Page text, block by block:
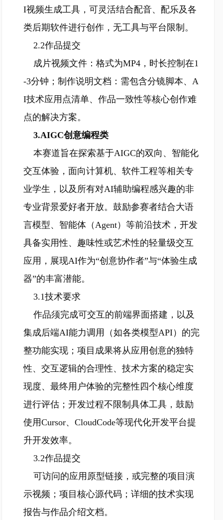
I视频生成工具，可灵活结合配音、配乐及各
类后期软件进行创作，无工具与平台限制。
2.2作品提交
成片视频文件：格式为MP4，时长控制在1
-3分钟；制作说明文档：需包含分镜脚本、A
I技术应用点清单、作品一致性等核心创作难
点的解决方案。
3.AIGC创意编程类
本赛道旨在探索基于AIGC的双向、智能化
交互体验，面向计算机、软件工程等相关专
业学生，以及所有对AI辅助编程感兴趣的非
专业背景爱好者开放。鼓励参赛者结合大语
言模型、智能体（Agent）等前沿技术，开发
具备实用性、趣味性或艺术性的轻量级交互
应用，展现AI作为“创意协作者”与“体验生成
器”的丰富潜能。
3.1技术要求
作品须完成可交互的前端界面搭建，以及
集成后端AI能力调用（如各类模型API）的完
整功能实现；项目成果将从应用创意的独特
性、交互逻辑的合理性、技术方案的稳定实
现度、最终用户体验的完整性四个核心维度
进行评估；开发过程不限制具体工具，鼓励
使用Cursor、CloudCode等现代化开发平台提
升开发效率。
3.2作品提交
可访问的应用原型链接，或完整的项目演
示视频；项目核心源代码；详细的技术实现
报告与作品介绍文档。